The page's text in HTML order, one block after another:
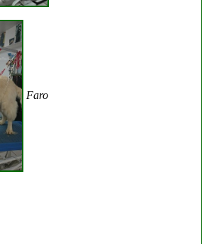
Faro